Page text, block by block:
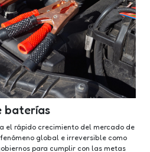
baterías
el rápido crecimiento del mercado de
global e irreversible como
para cumplir con las metas